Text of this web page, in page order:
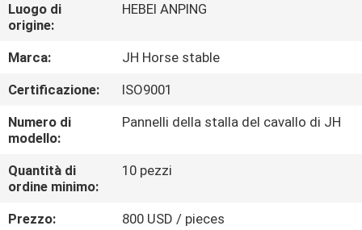
GIRO
DELLA
FABBRICA
CONTROLLO
DI
QUALITÀ
Luogo di
origine:
HEBEI ANPING
Marca:
JH Horse stable
Certificazione:
ISO9001
Numero di
modello:
Pannelli della stalla del cavallo di JH
Quantità di
ordine minimo:
10 pezzi
Prezzo:
800 USD / pieces